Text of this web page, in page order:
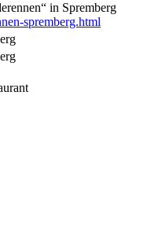
in Spremberg
spremberg.html